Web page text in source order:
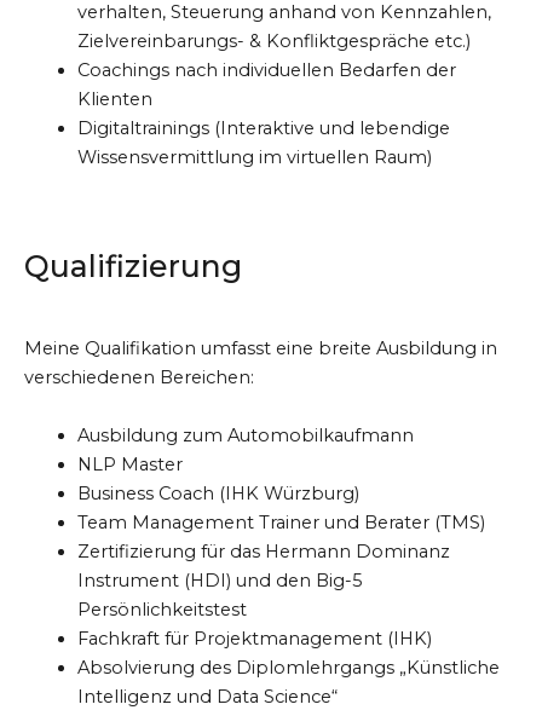
verhalten, Steuerung anhand von Kennzahlen,
Zielvereinbarungs- & Konfliktgespräche etc.)
Coachings nach individuellen Bedarfen der
Klienten
Digitaltrainings (Interaktive und lebendige
Wissensvermittlung im virtuellen Raum)
Qualifizierung
Meine Qualifikation umfasst eine breite Ausbildung in
verschiedenen Bereichen:
Ausbildung zum Automobilkaufmann
NLP Master
Business Coach (IHK Würzburg)
Team Management Trainer und Berater (TMS)
Zertifizierung für das Hermann Dominanz
Instrument (HDI) und den Big-5
Persönlichkeitstest
Fachkraft für Projektmanagement (IHK)
Absolvierung des Diplomlehrgangs „Künstliche
Intelligenz und Data Science“